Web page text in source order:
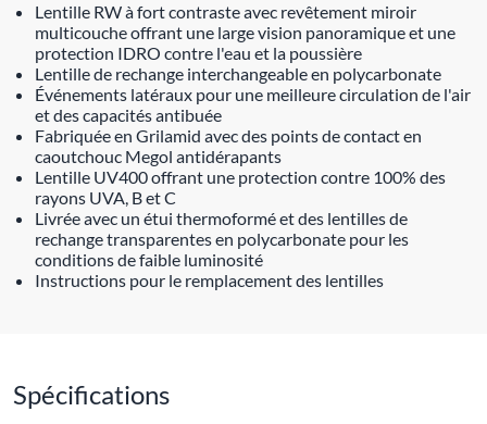
Lentille RW à fort contraste avec revêtement miroir
multicouche offrant une large vision panoramique et une
protection IDRO contre l'eau et la poussière
Lentille de rechange interchangeable en polycarbonate
Événements latéraux pour une meilleure circulation de l'air
et des capacités antibuée
Fabriquée en Grilamid avec des points de contact en
caoutchouc Megol antidérapants
Lentille UV400 offrant une protection contre 100% des
rayons UVA, B et C
Livrée avec un étui thermoformé et des lentilles de
rechange transparentes en polycarbonate pour les
conditions de faible luminosité
Instructions pour le remplacement des lentilles
Spécifications